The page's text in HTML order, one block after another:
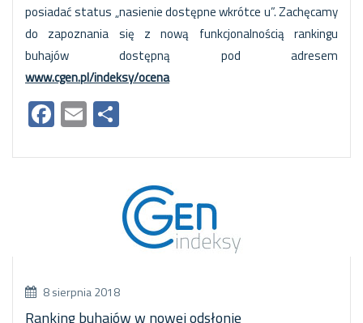
posiadać status „nasienie dostępne wkrótce u”. Zachęcamy
do zapoznania się z nową funkcjonalnością rankingu
buhajów dostępną pod adresem
www.cgen.pl/indeksy/ocena
Facebook
Email
8 sierpnia 2018
Ranking buhajów w nowej odsłonie